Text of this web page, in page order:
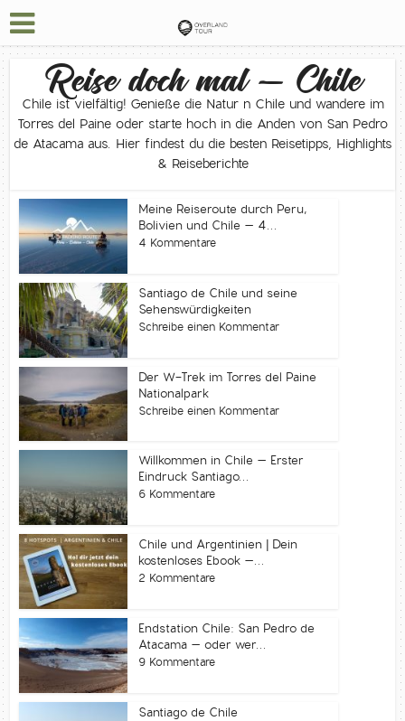
Reise doch mal – Chile
Chile ist vielfältig! Genieße die Natur n Chile und wandere im
Torres del Paine oder starte hoch in die Anden von San Pedro
de Atacama aus. Hier findest du die besten Reisetipps, Highlights
& Reiseberichte
Meine Reiseroute durch Peru,
Bolivien und Chile – 4...
4 Kommentare
Santiago de Chile und seine
Sehenswürdigkeiten
Schreibe einen Kommentar
Der W-Trek im Torres del Paine
Nationalpark
Schreibe einen Kommentar
Willkommen in Chile – Erster
Eindruck Santiago...
6 Kommentare
Chile und Argentinien | Dein
kostenloses Ebook –...
2 Kommentare
Endstation Chile: San Pedro de
Atacama – oder wer...
9 Kommentare
Santiago de Chile